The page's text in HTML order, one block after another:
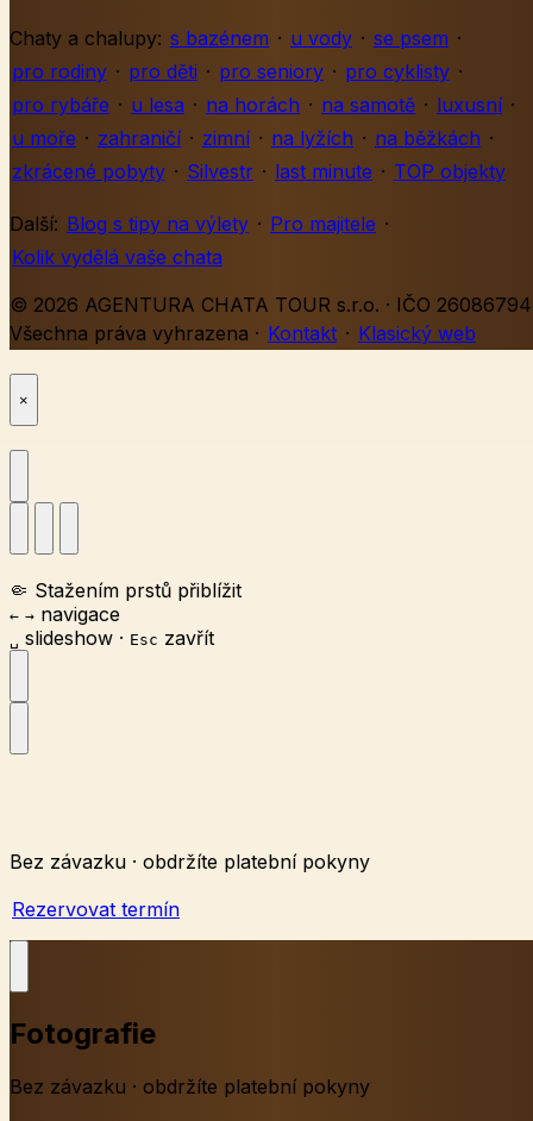
Chaty a chalupy: s bazénem · u vody · se psem ·
pro rodiny · pro děti · pro seniory · pro cyklisty ·
pro rybáře · u lesa · na horách · na samotě · luxusní ·
u moře · zahraničí · zimní · na lyžích · na běžkách ·
zkrácené pobyty · Silvestr · last minute · TOP objekty
Další: Blog s tipy na výlety · Pro majitele ·
Kolik vydělá vaše chata
© 2026 AGENTURA CHATA TOUR s.r.o. · IČO 26086794
Všechna práva vyhrazena · Kontakt · Klasický web
×
🤏 Stažením prstů přiblížit
← → navigace
␣ slideshow · Esc zavřít
Bez závazku · obdržíte platební pokyny
Rezervovat termín
Fotografie
Bez závazku · obdržíte platební pokyny